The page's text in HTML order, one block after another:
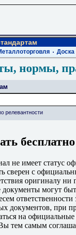
Доска
нормы,
релевантности
бесплатно
не имеет статус
сверен с
оригиналу ни
могут
ответственности
документов, при
на
тем самым